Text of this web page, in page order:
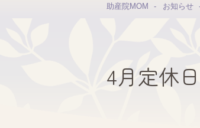
助産院MOM お知らせ
4月定休日